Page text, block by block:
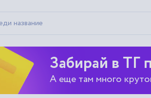
Забирай в ТГ
А еще там много